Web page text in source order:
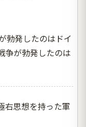
勃発したのはドイ
争が勃発したのは
右思想を持った軍